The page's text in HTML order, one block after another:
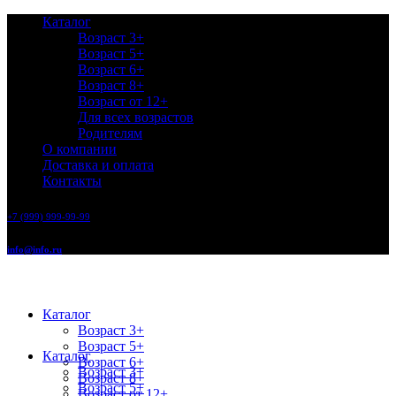
Каталог
Возраст 3+
Возраст 5+
Возраст 6+
Возраст 8+
Возраст от 12+
Для всех возрастов
Родителям
О компании
Доставка и оплата
Контакты
+7 (999) 999-99-99
info@info.ru
Каталог
Возраст 3+
Возраст 5+
Возраст 6+
Возраст 8+
Каталог
Возраст 3+
Возраст 5+